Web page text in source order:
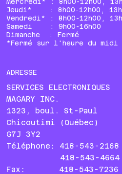
ADRESSE
SERVICES ELECTRONIQUES
MAGARY INC.
1323, boul. St-Paul
Chicoutimi (Québec)
G7J 3Y2
Téléphone: 418-543-2168
418-543-4664
Fax: 418-543-7236
Jeudi* : 8h00-12h00,
Vendredi* : 8h00-12h00,
Samedi : 9h00-16h00
Dimanche : Fermé
*Fermé sur l'heure du midi